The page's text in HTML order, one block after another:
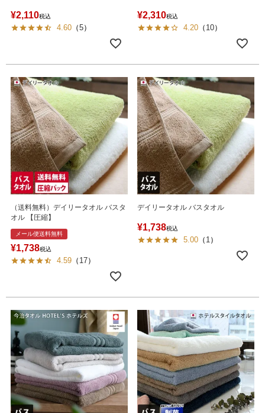
¥2,110税込
4.60 （5）
¥2,310税込
4.20 （ 10）
（送料無料）デイリータオル バスタ
オル 【圧縮】
メール便送料無料
¥1,738税込
4.59 （ 17）
デイリータオル バスタオル
¥1,738税込
5.00 （ 1 ）